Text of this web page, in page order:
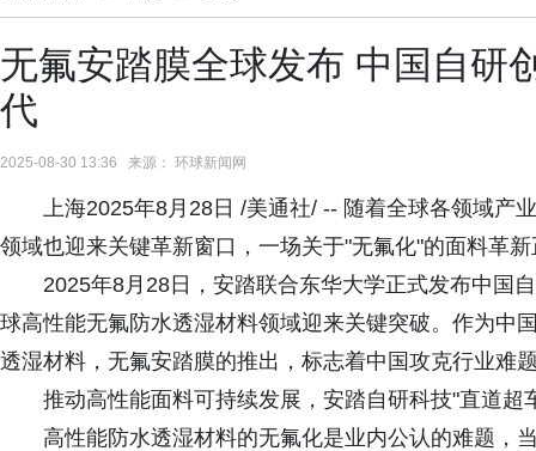
无氟安踏膜全球发布 中国自研
代
2025-08-30 13:36 来源： 环球新闻网
上海2025年8月28日 /美通社/ -- 随着全球各领域产
领域也迎来关键革新窗口，一场关于"无氟化"的面料革
2025年8月28日，安踏联合东华大学正式发布中
球高性能无氟防水透湿材料领域迎来关键突破。作为中
透湿材料，无氟安踏膜的推出，标志着中国攻克行业难
推动高性能面料可持续发展，安踏自研科技"直道超
高性能防水透湿材料的无氟化是业内公认的难题，